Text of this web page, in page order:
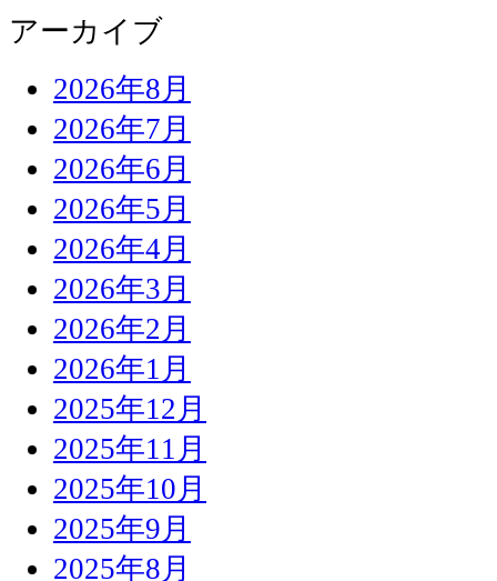
アーカイブ
2026年8月
2026年7月
2026年6月
2026年5月
2026年4月
2026年3月
2026年2月
2026年1月
2025年12月
2025年11月
2025年10月
2025年9月
2025年8月